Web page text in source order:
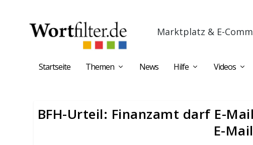
Marktplatz & E-
Startseite Themen News Hilfe Videos
BFH-Urteil: Finanzamt darf E-
E-